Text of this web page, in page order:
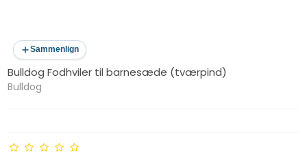
Sammenlign
Bulldog Fodhviler til barnesæde (tværpind)
Bulldog